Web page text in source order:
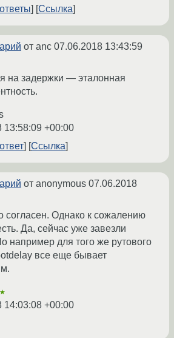
Ссылка
от anc 07.06.2018 13:43:59
на задержки — эталонная
13:58:09 +00:00
Ссылка
от anonymous 07.06.2018
согласен. Однако к сожалению
Да, сейчас уже завезли
например для того же рутового
все еще бывает
14:03:08 +00:00